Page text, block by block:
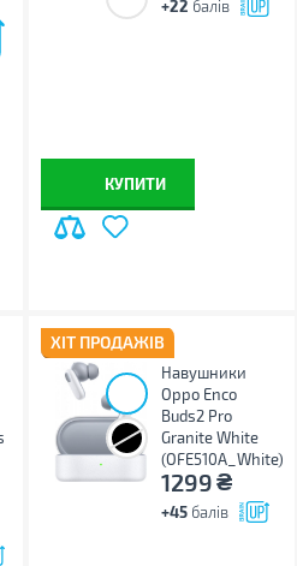
+22 балів
КУПИТИ
ХІТ ПРОДАЖІВ
Навушники
Oppo Enco
Buds2 Pro
Granite White
(OFE510A_White)
1299₴
+45 балів